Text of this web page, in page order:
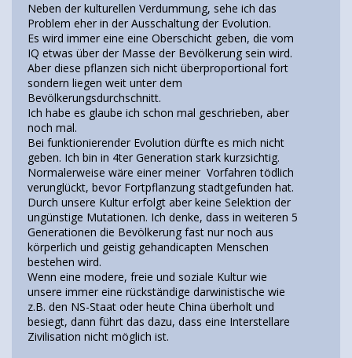
Neben der kulturellen Verdummung, sehe ich das
Problem eher in der Ausschaltung der Evolution.
Es wird immer eine eine Oberschicht geben, die vom
IQ etwas über der Masse der Bevölkerung sein wird.
Aber diese pflanzen sich nicht überproportional fort
sondern liegen weit unter dem
Bevölkerungsdurchschnitt.
Ich habe es glaube ich schon mal geschrieben, aber
noch mal.
Bei funktionierender Evolution dürfte es mich nicht
geben. Ich bin in 4ter Generation stark kurzsichtig.
Normalerweise wäre einer meiner Vorfahren tödlich
verunglückt, bevor Fortpflanzung stadtgefunden hat.
Durch unsere Kultur erfolgt aber keine Selektion der
ungünstige Mutationen. Ich denke, dass in weiteren 5
Generationen die Bevölkerung fast nur noch aus
körperlich und geistig gehandicapten Menschen
bestehen wird.
Wenn eine modere, freie und soziale Kultur wie
unsere immer eine rückständige darwinistische wie
z.B. den NS-Staat oder heute China überholt und
besiegt, dann führt das dazu, dass eine Interstellare
Zivilisation nicht möglich ist.